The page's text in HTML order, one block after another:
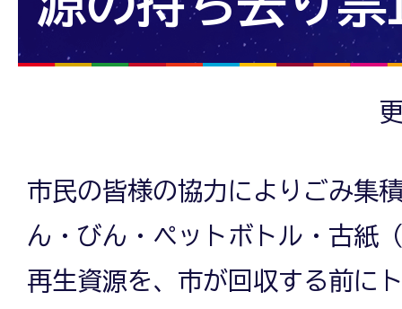
市民の皆様の協力によりごみ集
ん・びん・ペットボトル・古紙
再生資源を、市が回収する前に